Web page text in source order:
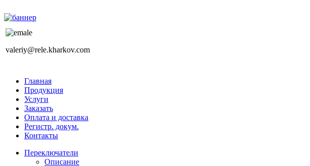
valeriy@rele.kharkov.com
Главная
Продукция
Услуги
Заказать
Оплата и доставка
Регистр. докум.
Контакты
Переключатели
Описание